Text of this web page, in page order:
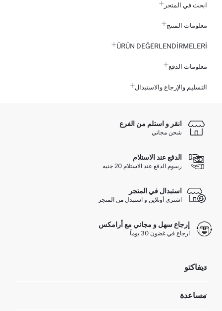
ابحث في المتجر
معلومات المنتج
ÜRÜN DEĞERLENDİRMELERİ
معلومات الدفع
التسليم والإرجاع والاستبدال
انقر و استلم من الفرع
شحن مجاني
الدفع عند الاستلام
رسوم الدفع عند الاستلام 20 جنيه
استبدال في المتجر
اشتري أونلاين و استبدل من المتجر
إرجاع سهل و مجاني مع أرامكس
ارجاع في غضون 30 يوماً
ديفاكتو
تعرف علينا
مساعدة